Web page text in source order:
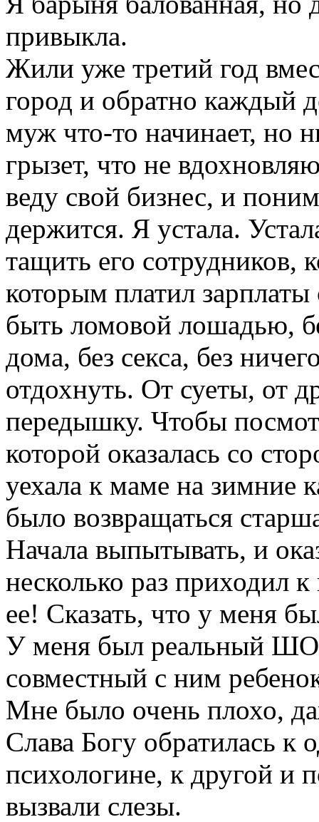
привыкла.
Жили уже третий год
город и обратно каждый
муж что-то начинает, но
грызет, что не
веду свой бизнес, и
держится. Я устала.
тащить его сотрудников,
которым платил
быть ломовой лошадью,
дома, без секса, без
отдохнуть. От суеты, от
передышку. Чтобы
которой оказалась со
уехала к маме на зимние
было возвращаться
Начала выпытывать, и
несколько раз приходил
ее! Сказать, что у меня
У меня был реальный
совместный с ним
Мне было очень плохо,
Слава Богу обратилась к
психологине, к другой и
вызвали слезы.